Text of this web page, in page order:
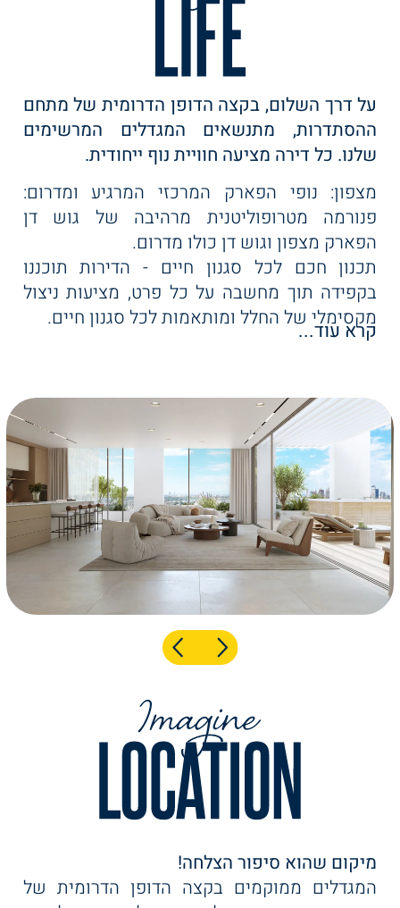
למתחם רווחת
הדיירים שיש בו הכל
IN-HOUSE.
הלאונץ' המעוצב שלנו
- מתחם יוקרתי
המשלב אלגנטיות
ונוחות. חללי עבודה
משותפים מעוררי
השראה, ספרייה
שקטה ומזמינה, וחדר
יין אקסקלוסיבי - הכל
עוצב בקפידה
עבורכם.
מרהיבה עם נוף פתוח
לאופק, בריכת
פעוטות צבעונית
ובטוחה, ג'קוזי מפנק
וסאונות מרגיעות.
חדר כושר מאובזר
במיטב הציוד החדשני
וחדרי חוגים מרווחים -
כל מה שצריך לאורח
חיים בריא ומאוזן.
גן עדן לילדים - מתחם
הילדים שלנו הוא
הרפתקאות. פינות
משחק והפעלה
המותאמות לכל גיל -
מפעוטות ועד נוער
משחקייה צבעונית עם
קיר טיפוס מאתגר
לכל הרמותI פוטבול
על דרך השלום, בקצה הדופן הדרומית של מתחם
ההסתדרות, מתנשאים המגדלים המרשימים
שלנו. כל דירה מציעה חוויית נוף ייחודית.
מצפון: נופי הפארק המרכזי המרגיע ומדרום:
פנורמה מטרופוליטנית מרהיבה של גוש דן
הפארק מצפון וגוש דן כולו מדרום.
תכנון חכם לכל סגנון חיים - הדירות תוכננו
בקפידה תוך מחשבה על כל פרט, מציעות ניצול
מקסימלי של החלל ומותאמות לכל סגנון חיים.
מגוון אפשרויות מגורים - בקומות העליונות - מיני
שניהם מציעים חוויית מגורים יוצאת דופן עם
נופים פנורמיים מרהיבים. בקומות המרכזיות -
דירות מרווחות ומוארות לחיי משפחה נוחים
ומפנקים.
בקומות התחתונות - דירות קומפקטיות ומעוצבות
בחוכמה, מושלמות לזוגות צעירים ומשקיעים.
בואו לגלות את הבית החדש שלכם, במקום בו
יוקרה פוגשת נוחות.
קרא עוד...
מיקום שהוא סיפור הצלחה!
המגדלים ממוקמים בקצה הדופן הדרומית של